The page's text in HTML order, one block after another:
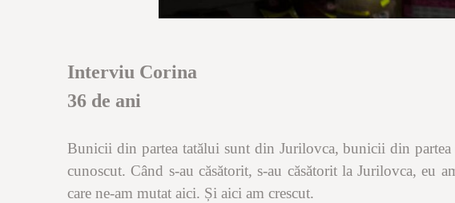
Interviu Corina
36 de ani
Bunicii din partea tatălui sunt din Jurilovca, bunicii din partea
cunoscut. Când s-au căsătorit, s-au căsătorit la Jurilovca, eu
care ne-am mutat aici. Și aici am crescut.